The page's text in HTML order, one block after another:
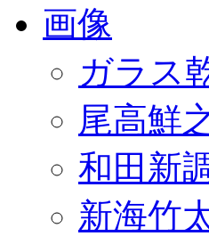
画像
ガラス
尾高鮮
和田新
新海竹